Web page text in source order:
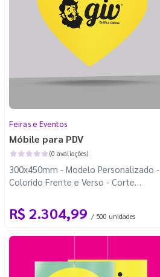
Feiras e Eventos
Móbile para PDV
(0 avaliações)
300x450mm - Modelo Personalizado -
Colorido Frente e Verso - Corte
com 100m
R$ 2.304,99 / 500 unidades